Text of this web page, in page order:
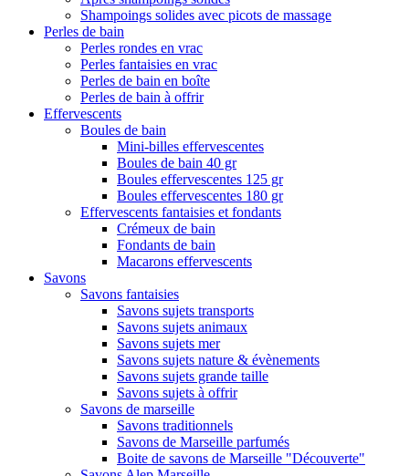
Shampoings solides avec picots de massage
Perles de bain
Perles rondes en vrac
Perles fantaisies en vrac
Perles de bain en boîte
Perles de bain à offrir
Effervescents
Boules de bain
Mini-billes effervescentes
Boules de bain 40 gr
Boules effervescentes 125 gr
Boules effervescentes 180 gr
Effervescents fantaisies et fondants
Crémeux de bain
Fondants de bain
Macarons effervescents
Savons
Savons fantaisies
Savons sujets transports
Savons sujets animaux
Savons sujets mer
Savons sujets nature & évènements
Savons sujets grande taille
Savons sujets à offrir
Savons de marseille
Savons traditionnels
Savons de Marseille parfumés
Boite de savons de Marseille "Découverte"